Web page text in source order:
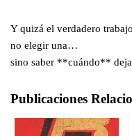
Y quizá el verdadero
no elegir una…
sino saber **cuándo**
Publicaciones